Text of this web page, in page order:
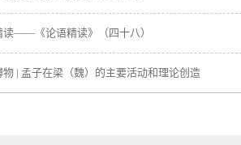
读——《论语精读》（四十八）
物 | 孟子在梁（魏）的主要活动和理论创造